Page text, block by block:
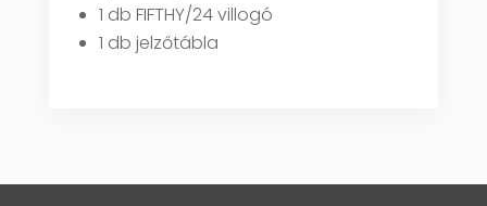
1 db FIFTHY/24 villogó
1 db jelzőtábla